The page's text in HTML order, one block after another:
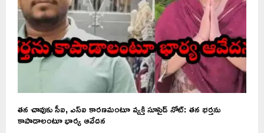
తన చావుకు సీఐ, ఎస్ఐ కారణమంటూ వ్యక్తి సూసైడ్ నోట్: తన భర్తను
కాపాడాలంటూ భార్య ఆవేదన